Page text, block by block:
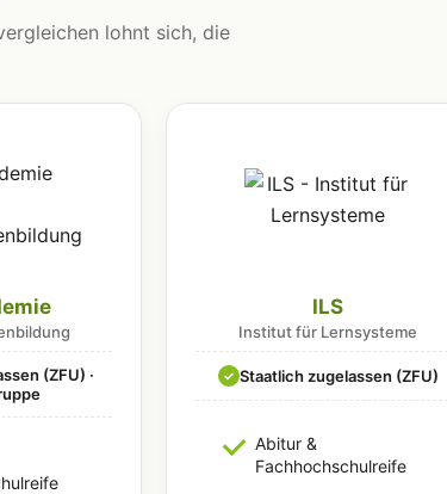
lohnt sich, die
(ZFU) ·
ILS
Institut für Lernsysteme
✓ Staatlich zugelassen (ZFU)
Abitur &
Fachhochschulreife